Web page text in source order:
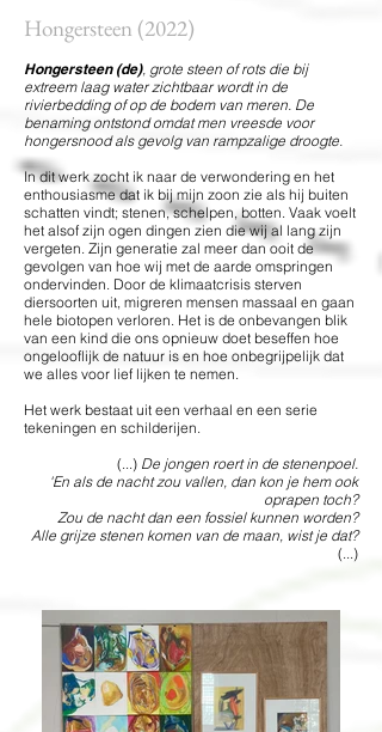
Hongersteen (2022)
Hongersteen (de), grote steen of rots die bij
extreem laag water zichtbaar wordt in de
rivierbedding of op de bodem van meren. De
benaming ontstond omdat men vreesde voor
hongersnood als gevolg van rampzalige droogte.
In dit werk zocht ik naar de verwondering en het
enthousiasme dat ik bij mijn zoon zie als hij buiten
schatten vindt; stenen, schelpen, botten. Vaak voelt
het alsof zijn ogen dingen zien die wij al lang zijn
vergeten. Zijn generatie zal meer dan ooit de
gevolgen van hoe wij met de aarde omspringen
ondervinden. Door de klimaatcrisis sterven
diersoorten uit, migreren mensen massaal en gaan
hele biotopen verloren. Het is de onbevangen blik
van een kind die ons opnieuw doet beseffen hoe
ongelooflijk de natuur is en hoe onbegrijpelijk dat
we alles voor lief lijken te nemen.
Het werk bestaat uit een verhaal en een serie
tekeningen en schilderijen.
(...) De jongen roert in de stenenpoel.
'En als de nacht zou vallen, dan kon je hem ook
oprapen toch?
Zou de nacht dan een fossiel kunnen worden?
Alle grijze stenen komen van de maan, wist je dat?
(...)